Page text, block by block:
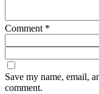
Comment *
Save my name, email,
comment.